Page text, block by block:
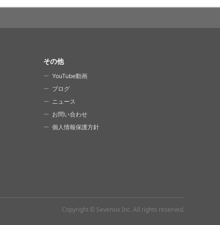
その他
YouTube動画
ブログ
ニュース
お問い合わせ
個人情報保護方針
Copyright © Sevensix Inc. All rights reserved.